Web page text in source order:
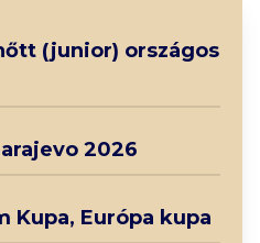
(junior) országos
2026
Kupa, Európa kupa